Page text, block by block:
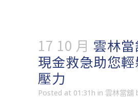
17 10 月 雲林
現金救急助您
壓力
Posted at 01:31h in 雲林當舖